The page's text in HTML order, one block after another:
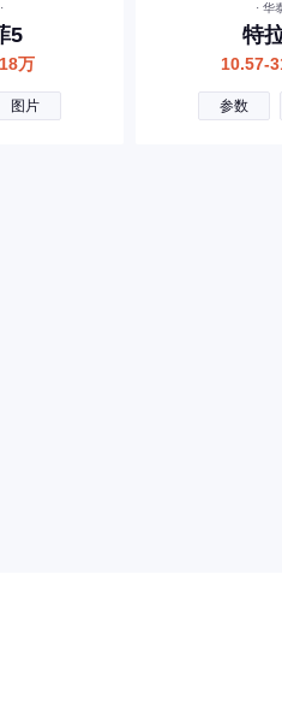
5
万
图片
· 华
特
10.57-
参数